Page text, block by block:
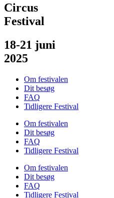
Circus
Festival
18-21 juni
2025
Om festivalen
Dit besøg
FAQ
Tidligere Festival
Om festivalen
Dit besøg
FAQ
Tidligere Festival
Om festivalen
Dit besøg
FAQ
Tidligere Festival